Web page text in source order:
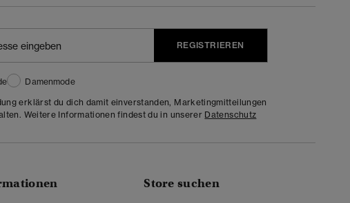
REGISTRIEREN
Damenmode
erklärst du dich damit einverstanden, Marketingmitteilungen
Weitere Informationen findest du in unserer Datenschutz
Store suchen